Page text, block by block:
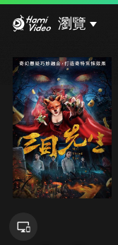
瀏覽